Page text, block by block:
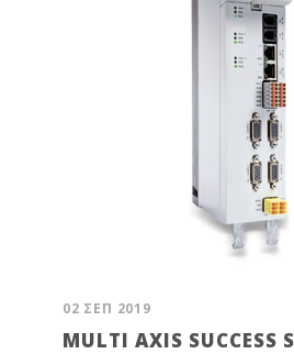
02 ΣΕΠ 2019
MULTI AXIS SUCCESS